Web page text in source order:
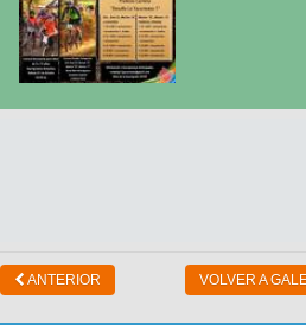
ANTERIOR VOLVER A